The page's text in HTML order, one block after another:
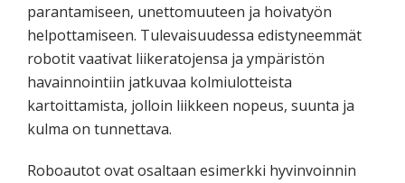
parantamiseen, unettomuuteen ja hoivatyön
helpottamiseen. Tulevaisuudessa edistyneemmät
robotit vaativat liikeratojensa ja ympäristön
havainnointiin jatkuvaa kolmiulotteista
kartoittamista, jolloin liikkeen nopeus, suunta ja
kulma on tunnettava.
Roboautot ovat osaltaan esimerkki hyvinvoinnin